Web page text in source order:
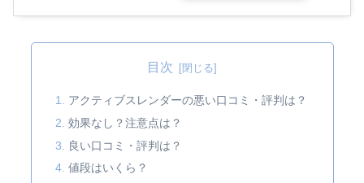
目次
アクティブスレンダーの悪い口コミ・評判は？
効果なし？注意点は？
良い口コミ・評判は？
値段はいくら？